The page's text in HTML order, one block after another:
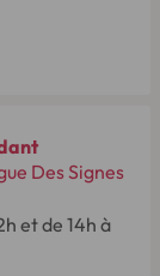
Des Signes
et de 14h à